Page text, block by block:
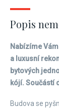
Popis
Nabízíme
a luxusní
bytových
kójí. Součástí
Budova se